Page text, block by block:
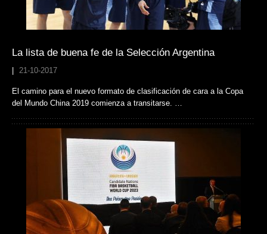
La lista de buena fe de la Selección Argentina
21-10-2017
El camino para el nuevo formato de clasificación de cara a la Copa
del Mundo China 2019 comienza a transitarse. …